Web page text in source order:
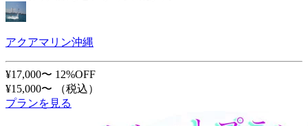
アクアマリン沖縄
¥17,000〜 12%OFF
¥15,000〜
（税込）
プランを見る